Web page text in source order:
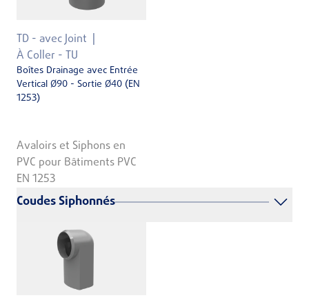
TD - avec Joint
À Coller - TU
Boîtes Drainage avec Entrée
Vertical Ø90 - Sortie Ø40 (EN
1253)
Avaloirs et Siphons en
PVC pour Bâtiments PVC
EN 1253
Coudes Siphonnés